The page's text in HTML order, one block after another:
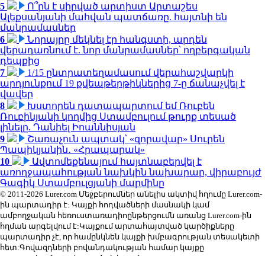
5
Ո՞րն է սիրված արտիստ Արտաշես
Ալեքսանյանի մահվան պատճառը. հայտնի են
մանրամասներ
6
Նորայրը մեկնել էր հանգստի, արդեն
վերադառնում է. նոր մանրամասներ՝ ողբերգական
դեպքից
7
1/15 ընտրատեղամասում վերահաշվարկի
արդյունքում 19 քվեաթերթիկներից 7-ը ճանաչվել է
վավեր
8
Խստորեն դատապարտում եմ Ռուբեն
Ռուբինյանի կողմից Ստամբուլում թուրք տեսած
լինելը. Դանիել Իոաննիսյան
9
Շառաչուն ապտակ՝ «զորավար» Սուրեն
Պապիկյանին․ «Հրապարակ»
10
Ավտոմեքենայում հայտնաբերվել է
առողջապահության նախկին նախարար, վիրաբույժ
Գագիկ Ստամբուլցյանի մարմինը
© 2011-2026 Lurer.com Մեջբերումներ անելիս ակտիվ հղումը Lurer.com-
ին պարտադիր է: Կայքի հոդվածների մասնակի կամ
ամբողջական հեռուստառադիոընթերցումն առանց Lurer.com-ին
հղման արգելվում է:Կայքում արտահայտված կարծիքները
պարտադիր չէ, որ համընկնեն կայքի խմբագրության տեսակետի
հետ:Գովազդների բովանդակության համար կայքը